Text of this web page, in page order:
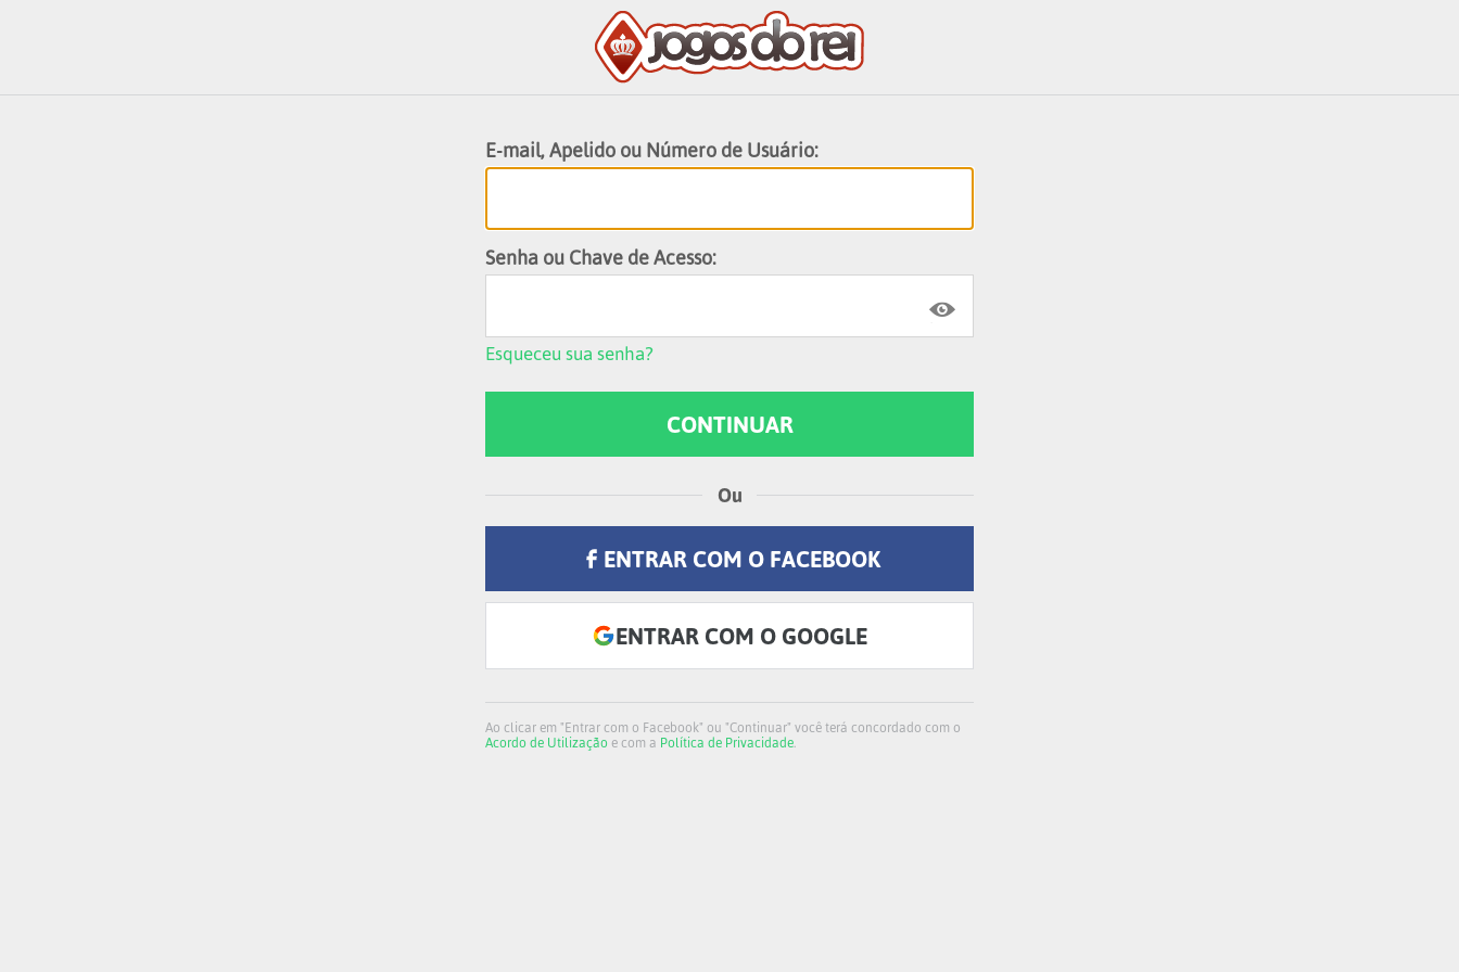
E-mail, Apelido ou Número de Usuário:
Senha ou Chave de Acesso:
Esqueceu sua senha?
Ou
ENTRAR COM O FACEBOOK
ENTRAR COM O GOOGLE
Ao clicar em "Entrar com o Facebook" ou "Continuar" você terá concordado com o
Acordo de Utilização e com a Política de Privacidade.